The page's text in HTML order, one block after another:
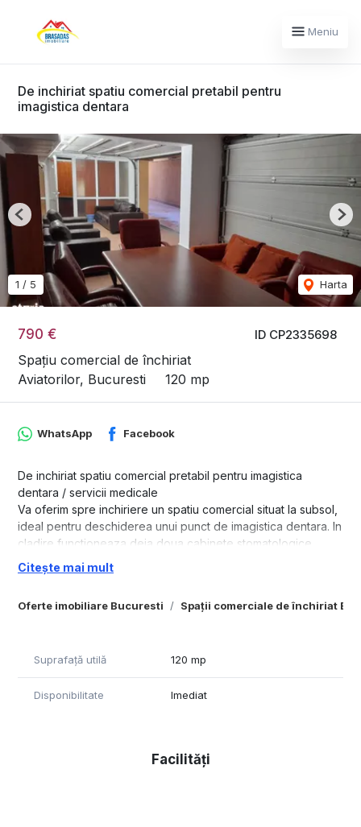
Meniu
De inchiriat spatiu comercial pretabil pentru
imagistica dentara
ID CP2335698
790 €
Spațiu comercial de închiriat
Aviatorilor, Bucuresti
120 mp
1 / 5 Harta
Previous
Oferte imobiliare Bucuresti Spații comerciale de închiriat
WhatsApp Facebook
De inchiriat spatiu comercial pretabil pentru imagistica
dentara / servicii medicale
Va oferim spre inchiriere un spatiu comercial situat la subsol,
ideal pentru deschiderea unui punct de imagistica dentara. In
cladire functioneaza deja doua cabinete stomatologice,
ceea ce il face o alegere excelenta pentru un centru de
radiologie dentara. De asemenea, spatiul este potrivit si
analize, cabinet de ortodontie, centru de fizioterapie sau
Citește mai mult
Suprafață utilă 120 mp
Disponibilitate Imediat
Facilități